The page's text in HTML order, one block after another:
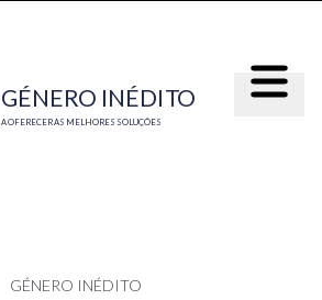
GÉNERO INÉDITO
A OFERECER AS MELHORES SOLUÇÕES
Menu
GÉNERO INÉDITO